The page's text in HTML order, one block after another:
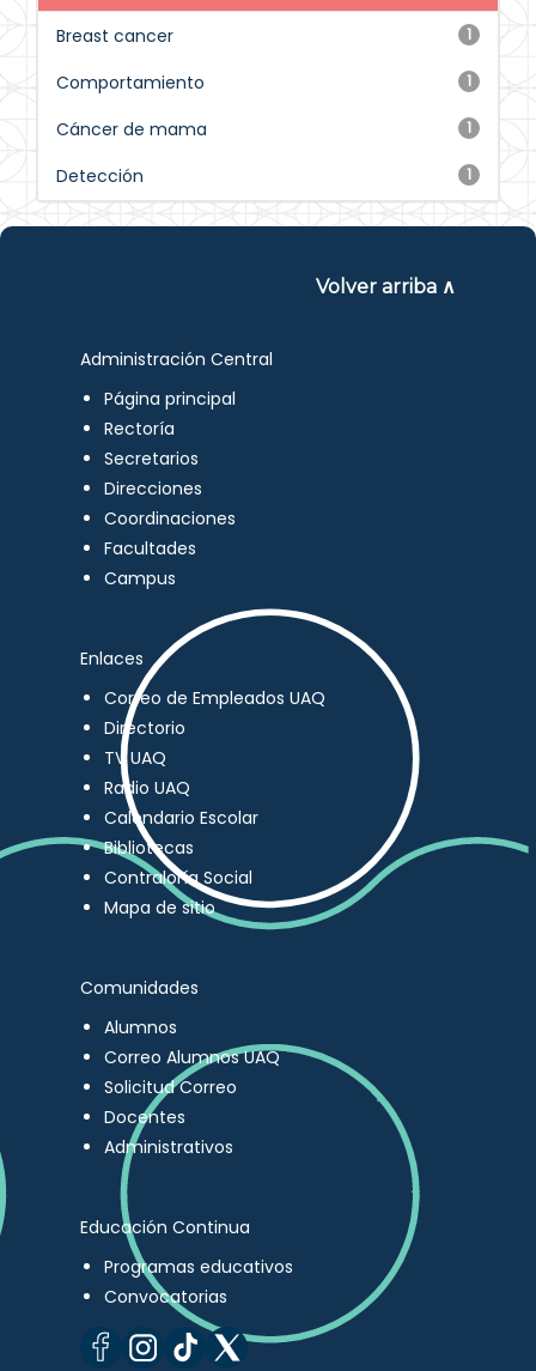
1
Breast cancer
1
Comportamiento
1
Cáncer de mama
1
Detección
Volver arriba ∧
Administración Central
Página principal
Rectoría
Secretarios
Direcciones
Coordinaciones
Facultades
Campus
Enlaces
Correo de Empleados UAQ
Directorio
TV UAQ
Radio UAQ
Calendario Escolar
Bibliotecas
Contraloría Social
Mapa de sitio
Comunidades
Alumnos
Correo Alumnos UAQ
Solicitud Correo
Docentes
Administrativos
Educación Continua
Programas educativos
Convocatorias